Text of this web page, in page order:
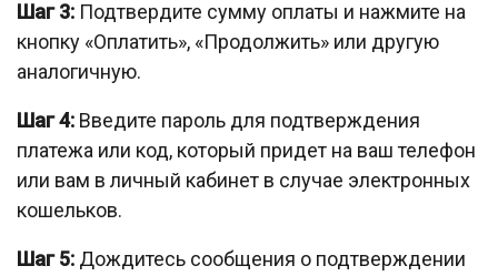
Шаг 3: Подтвердите сумму оплаты и нажмите на
кнопку «Оплатить», «Продолжить» или другую
аналогичную.
Шаг 4: Введите пароль для подтверждения
платежа или код, который придет на ваш телефон
или вам в личный кабинет в случае электронных
кошельков.
Шаг 5: Дождитесь сообщения о подтверждении